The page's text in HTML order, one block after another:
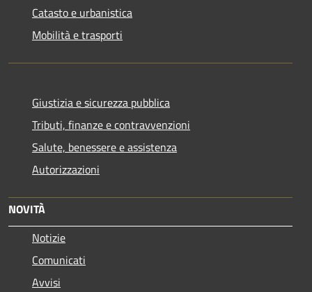
Catasto e urbanistica
Mobilità e trasporti
Giustizia e sicurezza pubblica
Tributi, finanze e contravvenzioni
Salute, benessere e assistenza
Autorizzazioni
NOVITÀ
Notizie
Comunicati
Avvisi